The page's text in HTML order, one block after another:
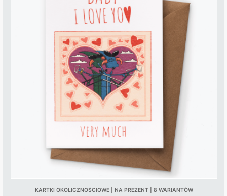
KARTKI OKOLICZNOŚCIOWE | NA PREZENT | 8 WARIANTÓW